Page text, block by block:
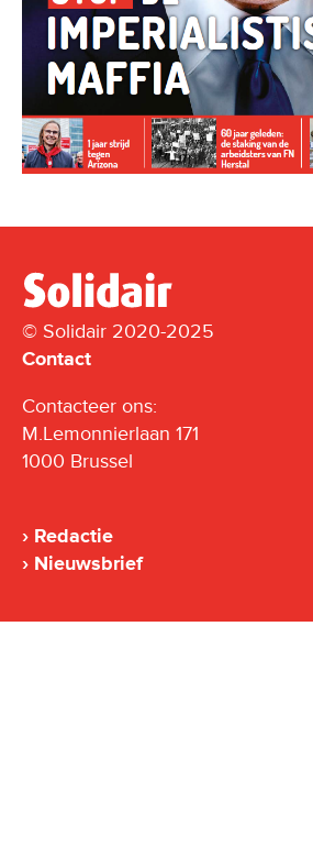
© Solidair 2020-2025
Contact
Contacteer ons:
M.Lemonnierlaan 171
1000 Brussel
Redactie
Nieuwsbrief